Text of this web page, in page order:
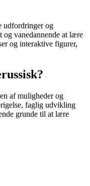
udfordringer og
og vanedannende at lære
og interaktive figurer,
af muligheder og
faglig udvikling
grunde til at lære